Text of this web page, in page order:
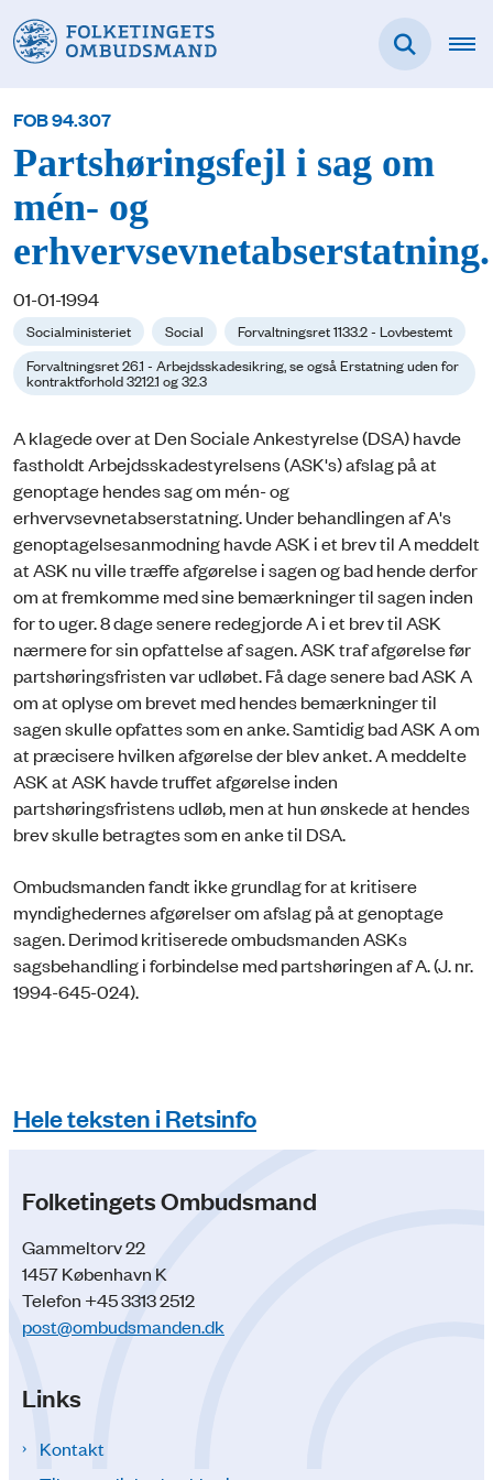
FOB 94.307
Partshøringsfejl i sag om
mén- og
erhvervsevnetabserstatning.
01-01-1994
Socialministeriet Social
Forvaltningsret 1133.2 - Lovbestemt
Forvaltningsret 26.1 - Arbejdsskadesikring, se også Erstatning uden for
kontraktforhold 3212.1 og 32.3
A klagede over at Den Sociale Ankestyrelse (DSA) havde
fastholdt Arbejdsskadestyrelsens (ASK's) afslag på at
genoptage hendes sag om mén- og
erhvervsevnetabserstatning. Under behandlingen af A's
genoptagelsesanmodning havde ASK i et brev til A meddelt
at ASK nu ville træffe afgørelse i sagen og bad hende derfor
om at fremkomme med sine bemærkninger til sagen inden
for to uger. 8 dage senere redegjorde A i et brev til ASK
nærmere for sin opfattelse af sagen. ASK traf afgørelse før
partshøringsfristen var udløbet. Få dage senere bad ASK A
om at oplyse om brevet med hendes bemærkninger til
sagen skulle opfattes som en anke. Samtidig bad ASK A om
at præcisere hvilken afgørelse der blev anket. A meddelte
ASK at ASK havde truffet afgørelse inden
partshøringsfristens udløb, men at hun ønskede at hendes
brev skulle betragtes som en anke til DSA.
Ombudsmanden fandt ikke grundlag for at kritisere
myndighedernes afgørelser om afslag på at genoptage
sagen. Derimod kritiserede ombudsmanden ASKs
sagsbehandling i forbindelse med partshøringen af A. (J. nr.
1994-645-024).
Hele teksten i Retsinfo
Folketingets Ombudsmand
Gammeltorv 22
1457 København K
Telefon +45 3313 2512
post@ombudsmanden.dk
Links
Kontakt